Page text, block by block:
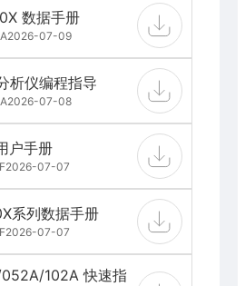
数据手册
2026-07-09
析仪编程指导
2026-07-08
户手册
2026-07-07
系列数据手册
2026-07-07
102A 快速指